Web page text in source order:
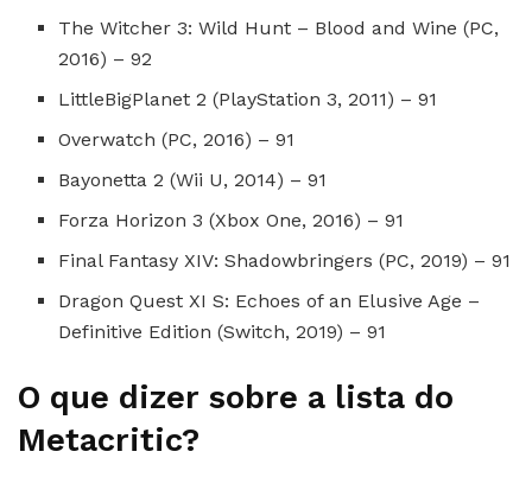
The Witcher 3: Wild Hunt – Blood and Wine (PC,
2016) – 92
LittleBigPlanet 2 (PlayStation 3, 2011) – 91
Overwatch (PC, 2016) – 91
Bayonetta 2 (Wii U, 2014) – 91
Forza Horizon 3 (Xbox One, 2016) – 91
Final Fantasy XIV: Shadowbringers (PC, 2019) – 91
Dragon Quest XI S: Echoes of an Elusive Age –
Definitive Edition (Switch, 2019) – 91
O que dizer sobre a lista do
Metacritic?